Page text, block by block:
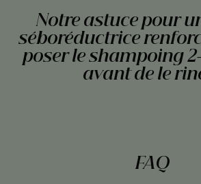
Notre astuce pour
séboréductrice
poser le shampoing
avant de le
FAQ